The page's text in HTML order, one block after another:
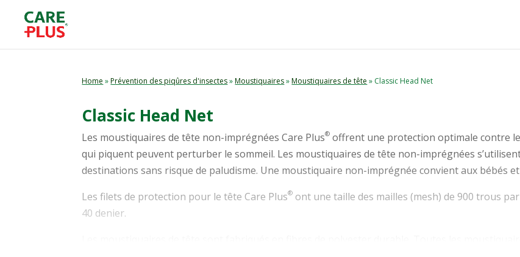
Home »Prévention des piqûres d'insectes»Moustiquaires»Moustiquaires de tête » Classic Head Net
Classic Head Net
Les moustiquaires de tête non-imprégnées Care Plus® offrent une protection optimale contre
qui piquent peuvent perturber le sommeil. Les moustiquaires de tête non-imprégnées
destinations sans risque de paludisme. Une moustiquaire non-imprégnée convient aux bébés
Les filets de protection pour le tête Care Plus® ont une taille des mailles (mesh) de 900 trous
40 denier.